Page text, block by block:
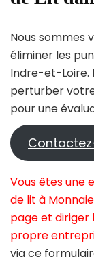
Nous sommes
éliminer les
Indre-et-Loire.
perturber
pour une
Vous êtes une
de lit à
page et
propre
via ce